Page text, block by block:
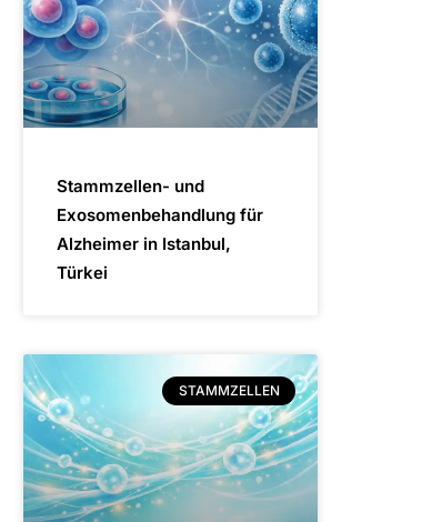
Stammzellen- und
Exosomenbehandlung für
Alzheimer in Istanbul,
Türkei
STAMMZELLEN